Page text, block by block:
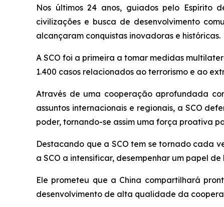
Nos últimos 24 anos, guiados pelo Espírito
civilizações e busca de desenvolvimento
alcançaram conquistas inovadoras e históricas.
A SCO foi a primeira a tomar medidas
1.400 casos relacionados ao terrorismo e ao
Através de uma cooperação aprofundada
assuntos internacionais e regionais, a SCO
poder, tornando-se assim uma força proativa
Destacando que a SCO tem se tornado cada
a SCO a intensificar, desempenhar um papel
Ele prometeu que a China compartilhará
desenvolvimento de alta qualidade da